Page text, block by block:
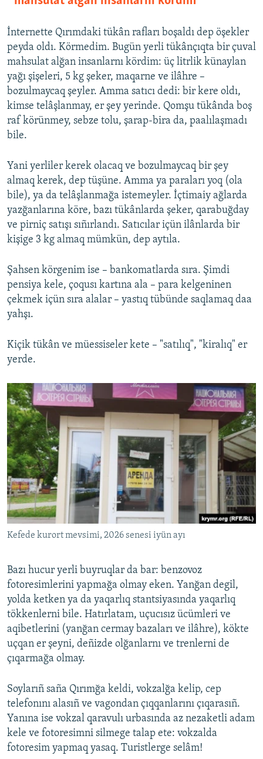
İnternette Qırımdaki tükân rafları boşaldı dep öşekler
peyda oldı. Körmedim. Bugün yerli tükânçıqta bir çuval
mahsulat alğan insanlarnı kördim: üç litrlik künaylan
yağı şişeleri, 5 kg şeker, maqarne ve ilâhre –
bozulmaycaq şeyler. Amma satıcı dedi: bir kere oldı,
kimse telâşlanmay, er şey yerinde. Qomşu tükânda boş
raf körünmey, sebze tolu, şarap-bira da, paalılaşmadı
bile.
Yani yerliler kerek olacaq ve bozulmaycaq bir şey
almaq kerek, dep tüşüne. Amma ya paraları yoq (ola
bile), ya da telâşlanmağa istemeyler. İçtimaiy ağlarda
yazğanlarına köre, bazı tükânlarda şeker, qarabuğday
ve pirniç satışı sıñırlandı. Satıcılar içün ilânlarda bir
kişige 3 kg almaq mümkün, dep aytıla.
Şahsen körgenim ise – bankomatlarda sıra. Şimdi
pensiya kele, çoqusı kartına ala – para kelgeninen
çekmek içün sıra alalar – yastıq tübünde saqlamaq daa
yahşı.
Kiçik tükân ve müessiseler kete – "satılıq", "kiralıq" er
yerde.
Kefede kurort mevsimi, 2026 senesi iyün ayı
Bazı hucur yerli buyruqlar da bar: benzovoz
fotoresimlerini yapmağa olmay eken. Yanğan degil,
yolda ketken ya da yaqarlıq stantsiyasında yaqarlıq
tökkenlerni bile. Hatırlatam, uçucısız ücümleri ve
aqibetlerini (yanğan cermay bazaları ve ilâhre), kökte
uçqan er şeyni, deñizde olğanlarnı ve trenlerni de
çıqarmağa olmay.
Soylarıñ saña Qırımğa keldi, vokzalğa kelip, cep
telefonını alasıñ ve vagondan çıqqanlarını çıqarasıñ.
Yanına ise vokzal qaravulı urbasında az nezaketli adam
kele ve fotoresimni silmege talap ete: vokzalda
fotoresim yapmaq yasaq. Turistlerge selâm!